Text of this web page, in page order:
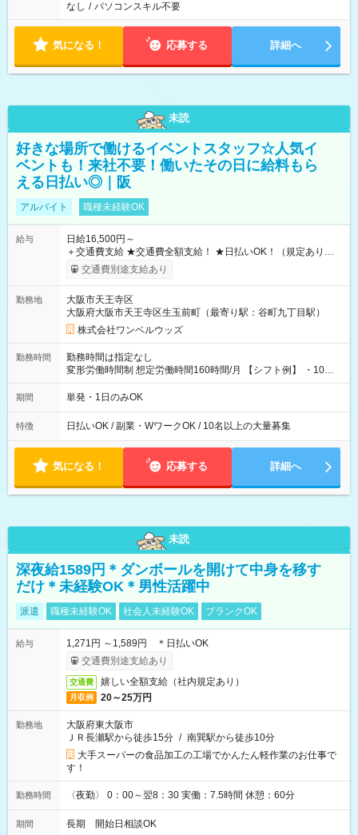
なし / パソコンスキル不要
気になる！ 応募する 詳細へ
未読
好きな場所で働けるイベントスタッフ☆人気イ
ベントも！来社不要！働いたその日に給料もら
える日払い◎｜阪
アルバイト 職種未経験OK
給与
日給16,500円～
＋交通費支給 ★交通費全額支給！ ★日払いOK！（規定あり） ┗
働いたその日に現金GET♪ お仕事後はコンビニATMから 日払
交通費別途支給あり
勤務地
大阪市天王寺区
大阪府大阪市天王寺区生玉前町（最寄り駅：谷町九丁目駅）
株式会社ワンベルウッズ
勤務時間
勤務時間は指定なし
変形労働時間制 想定労働時間160時間/月 【シフト例】 ・10：
00～20：00
期間 単発・1日のみOK
特徴 日払いOK / 副業・WワークOK / 10名以上の大量募集
気になる！ 応募する 詳細へ
未読
深夜給1589円＊ダンボールを開けて中身を移す
だけ＊未経験OK＊男性活躍中
派遣 職種未経験OK 社会人未経験OK ブランクOK
給与
1,271円 ～1,589円 ＊日払いOK
交通費別途支給あり
交通費 嬉しい全額支給（社内規定あり）
月収例 20～25万円
勤務地
大阪府東大阪市
ＪＲ長瀬駅から徒歩15分 / 南巽駅から徒歩10分
大手スーパーの食品加工の工場でかんたん軽作業のお仕事で
す！
勤務時間 〈夜勤〉 0：00～翌8：30 実働：7.5時間 休憩：60分
期間 長期 開始日相談OK